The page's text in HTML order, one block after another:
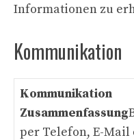
Informationen zu
Kommunikation
Kommunikation
Zusammenfassung
per Telefon, E-